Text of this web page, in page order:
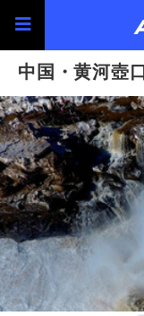
中国・黄河壺